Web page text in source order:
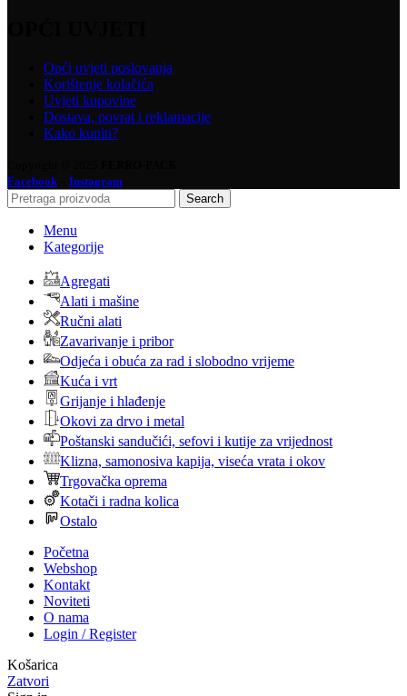
Opći uvjeti poslovanja
Korištenje kolačića
Uvjeti kupovine
Dostava, povrat i reklamacije
Kako kupiti?
Facebook
Instagram
Search
Menu
Kategorije
Agregati
Alati i mašine
Ručni alati
Zavarivanje i pribor
Odjeća i obuća za rad i slobodno vrijeme
Kuća i vrt
Grijanje i hlađenje
Okovi za drvo i metal
Poštanski sandučići, sefovi i kutije za vrijednost
Klizna, samonosiva kapija, viseća vrata i okov
Trgovačka oprema
Kotači i radna kolica
Ostalo
Početna
Webshop
Kontakt
Noviteti
O nama
Login / Register
Košarica
Zatvori